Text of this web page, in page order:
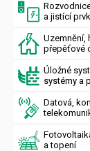
a jistící
Uzemnění,
přepěťové
Úložné
systémy a
Datová,
a topení